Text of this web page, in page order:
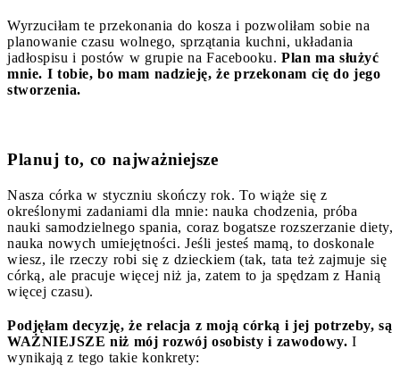
Wyrzuciłam te przekonania do kosza i pozwoliłam sobie na
planowanie czasu wolnego, sprzątania kuchni, układania
jadłospisu i postów w grupie na Facebooku. Plan ma służyć
mnie. I tobie, bo mam nadzieję, że przekonam cię do jego
stworzenia.
Planuj to, co najważniejsze
Nasza córka w styczniu skończy rok. To wiąże się z
określonymi zadaniami dla mnie: nauka chodzenia, próba
nauki samodzielnego spania, coraz bogatsze rozszerzanie diety,
nauka nowych umiejętności. Jeśli jesteś mamą, to doskonale
wiesz, ile rzeczy robi się z dzieckiem (tak, tata też zajmuje się
córką, ale pracuje więcej niż ja, zatem to ja spędzam z Hanią
więcej czasu).
Podjęłam decyzję, że relacja z moją córką i jej potrzeby, są
WAŻNIEJSZE niż mój rozwój osobisty i zawodowy. I
wynikają z tego takie konkrety: